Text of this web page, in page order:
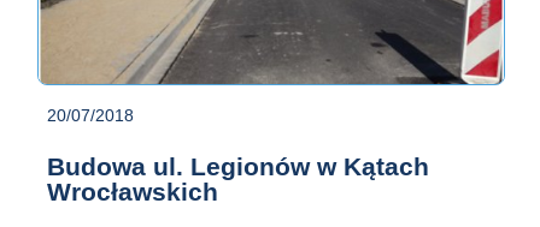
20/07/2018
Budowa ul. Legionów w Kątach
Wrocławskich